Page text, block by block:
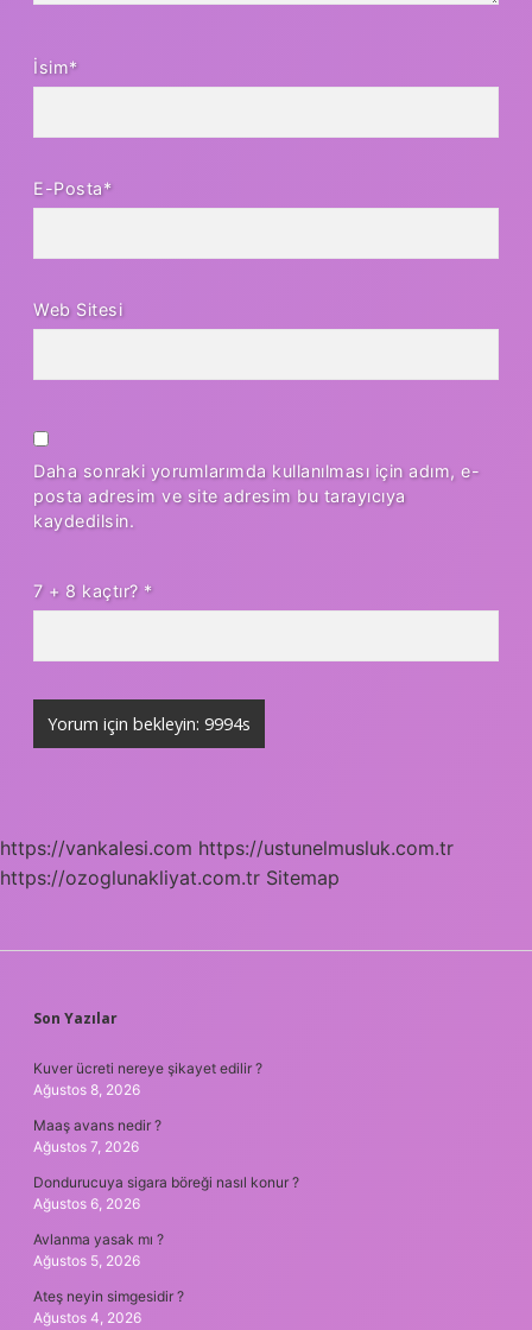
İsim*
E-Posta*
Web Sitesi
Daha sonraki yorumlarımda kullanılması için adım, e-
posta adresim ve site adresim bu tarayıcıya
kaydedilsin.
7 + 8 kaçtır? *
https://vankalesi.com https://ustunelmusluk.com.tr
https://ozoglunakliyat.com.tr Sitemap
SIDEBAR
Son Yazılar
Kuver ücreti nereye şikayet edilir ?
Ağustos 8, 2026
Maaş avans nedir ?
Ağustos 7, 2026
Dondurucuya sigara böreği nasıl konur ?
Ağustos 6, 2026
Avlanma yasak mı ?
Ağustos 5, 2026
Ateş neyin simgesidir ?
Ağustos 4, 2026